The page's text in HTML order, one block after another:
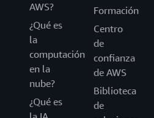
AWS?
¿Qué es
la
computación
en la
nube?
¿Qué es
Formación
Centro
de
confianza
de AWS
Biblioteca
de